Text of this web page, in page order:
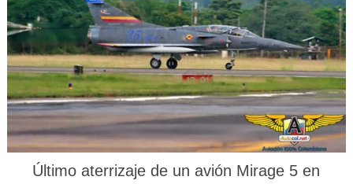
Último aterrizaje de un avión Mirage 5 en